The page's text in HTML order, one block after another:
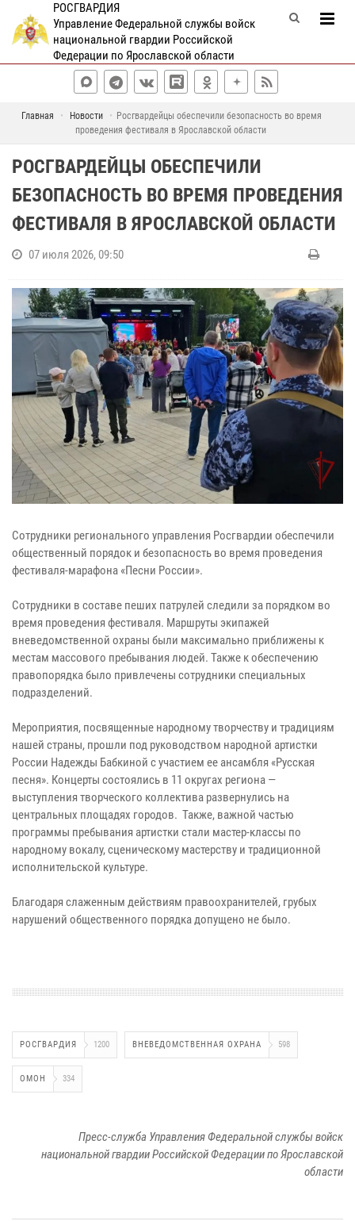
РОСГВАРДИЯ
Управление Федеральной службы войск
национальной гвардии Российской
Федерации по Ярославской области
Главная Новости
Росгвардейцы обеспечили безопасность во время
проведения фестиваля в Ярославской области
РОСГВАРДЕЙЦЫ ОБЕСПЕЧИЛИ
БЕЗОПАСНОСТЬ ВО ВРЕМЯ ПРОВЕДЕНИЯ
ФЕСТИВАЛЯ В ЯРОСЛАВСКОЙ ОБЛАСТИ
07 июля 2026, 09:50
Сотрудники регионального управления Росгвардии обеспечили
общественный порядок и безопасность во время проведения
фестиваля-марафона «Песни России».
Сотрудники в составе пеших патрулей следили за порядком во
время проведения фестиваля. Маршруты экипажей
вневедомственной охраны были максимально приближены к
местам массового пребывания людей. Также к обеспечению
правопорядка было привлечены сотрудники специальных
подразделений.
Мероприятия, посвященные народному творчеству и традициям
нашей страны, прошли под руководством народной артистки
России Надежды Бабкиной с участием ее ансамбля «Русская
песня». Концерты состоялись в 11 округах региона —
выступления творческого коллектива развернулись на
центральных площадях городов. Также, важной частью
программы пребывания артистки стали мастер-классы по
народному вокалу, сценическому мастерству и традиционной
исполнительской культуре.
Благодаря слаженным действиям правоохранителей, грубых
нарушений общественного порядка допущено не было.
РОСГВАРДИЯ 1200 ВНЕВЕДОМСТВЕННАЯ ОХРАНА 598
ОМОН 334
Пресс-служба Управления Федеральной службы войск
национальной гвардии Российской Федерации по Ярославской
области